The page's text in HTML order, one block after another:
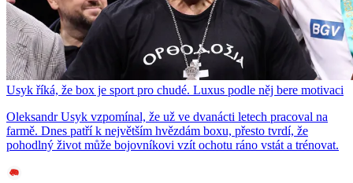
Usyk říká, že box je sport pro chudé. Luxus podle něj bere motivaci
Oleksandr Usyk vzpomínal, že už ve dvanácti letech pracoval na
farmě. Dnes patří k největším hvězdám boxu, přesto tvrdí, že
pohodlný život může bojovníkovi vzít ochotu ráno vstát a trénovat.